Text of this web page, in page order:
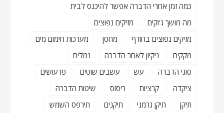
כמה זמן אחרי הדברה אפשר להיכנס לבית
מה מושך ג'וקים
מזיקים נפוצים
מזיקים נפוצים בחורף
מחסן
מערכות חימום מים
מקקים
ניקיון לאחר הדברה
נמלים
סוגי הדברה
עש עשבים שוטים
פרעושים
ציקדה
קרציות ריסוס
שיטות הדברה
תיקן
תיקן גרמני תיקנים תירפס השמש